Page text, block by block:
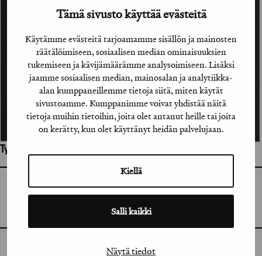
Tämä sivusto käyttää evästeitä
Käytämme evästeitä tarjoamamme sisällön ja mainosten
räätälöimiseen, sosiaalisen median ominaisuuksien
tukemiseen ja kävijämäärämme analysoimiseen. Lisäksi
jaamme sosiaalisen median, mainosalan ja analytiikka-
alan kumppaneillemme tietoja siitä, miten käytät
sivustoamme. Kumppanimme voivat yhdistää näitä
tietoja muihin tietoihin, joita olet antanut heille tai joita
on kerätty, kun olet käyttänyt heidän palvelujaan.
Kiellä
Salli kaikki
Näytä tiedot
Työhön osallistuneet henkilöt / tahot:
GRAFIA RY
INSTAGRAM